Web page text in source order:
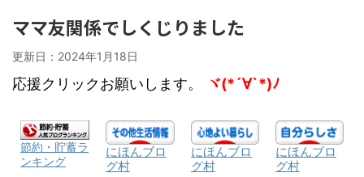
ママ友関係でしくじりました
更新日： 2024年1月18日
応援クリックお願いします。 ヾ(*´∀`*)ﾉ
節約・貯蓄ラ
ンキング
にほんブロ
グ村
にほんブロ
グ村
にほんブロ
グ村